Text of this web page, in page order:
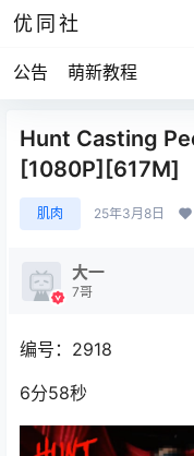
优同社
公告 萌新教程
Hunt Casting
[1080P][617M]
肌肉 25年3月8日
大一
7哥
编号：2918
6分58秒